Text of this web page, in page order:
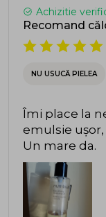
Achizitie
Recomand
NU USUCĂ PIELEA
Îmi place la
emulsie
Un mare da.